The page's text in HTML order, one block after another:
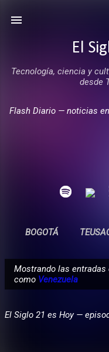
El
Tecnología, ciencia y
desde
Flash Diario — noticias
BOGOTÁ
n
t
Mostrando las entradas
como Venezuela
El Siglo 21 es Hoy —